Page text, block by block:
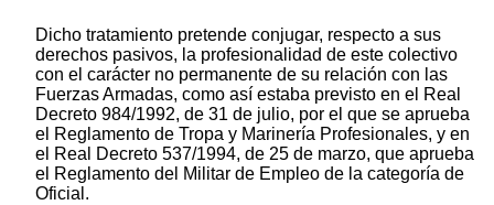
Dicho tratamiento pretende conjugar, respecto a sus
derechos pasivos, la profesionalidad de este colectivo
con el carácter no permanente de su relación con las
Fuerzas Armadas, como así estaba previsto en el Real
Decreto 984/1992, de 31 de julio, por el que se aprueba
el Reglamento de Tropa y Marinería Profesionales, y en
el Real Decreto 537/1994, de 25 de marzo, que aprueba
el Reglamento del Militar de Empleo de la categoría de
Oficial.